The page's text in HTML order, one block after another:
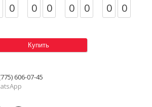
0 0 0 0 0 0 0
Купить
606-07-45